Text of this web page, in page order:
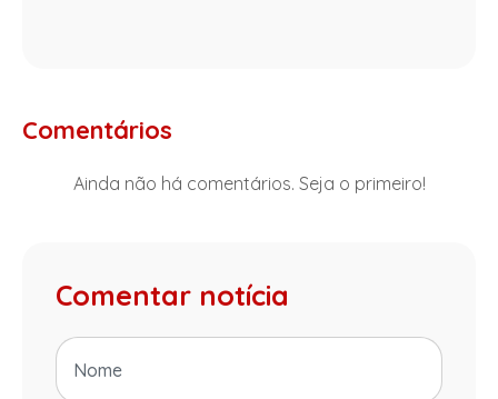
Comentários
Ainda não há comentários. Seja o primeiro!
Comentar notícia